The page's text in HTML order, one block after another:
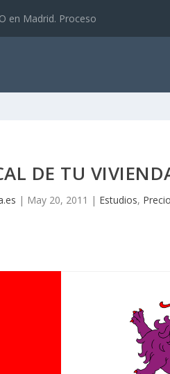
Vivienda Protegida
DE TU
| May 20, 2011 | Estudios,